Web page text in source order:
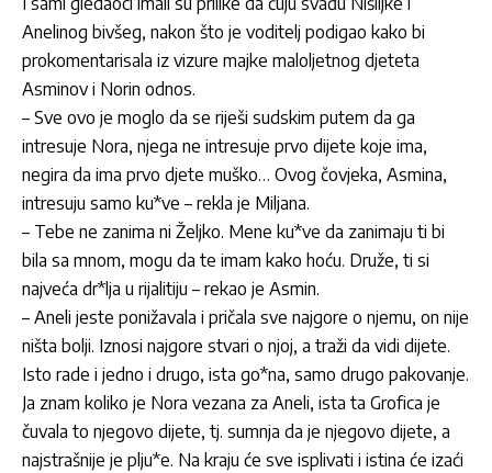
Anelinog bivšeg, nakon što je voditelj podigao kako bi
prokomentarisala iz vizure majke maloljetnog djeteta
Asminov i Norin odnos.
– Sve ovo je moglo da se riješi sudskim putem da ga
intresuje Nora, njega ne intresuje prvo dijete koje ima,
negira da ima prvo djete muško… Ovog čovjeka, Asmina,
intresuju samo ku*ve – rekla je Miljana.
– Tebe ne zanima ni Željko. Mene ku*ve da zanimaju ti bi
bila sa mnom, mogu da te imam kako hoću. Druže, ti si
najveća dr*lja u rijalitiju – rekao je Asmin.
– Aneli jeste ponižavala i pričala sve najgore o njemu, on nije
ništa bolji. Iznosi najgore stvari o njoj, a traži da vidi dijete.
Isto rade i jedno i drugo, ista go*na, samo drugo pakovanje.
Ja znam koliko je Nora vezana za Aneli, ista ta Grofica je
čuvala to njegovo dijete, tj. sumnja da je njegovo dijete, a
najstrašnije je plju*e. Na kraju će sve isplivati i istina će izaći